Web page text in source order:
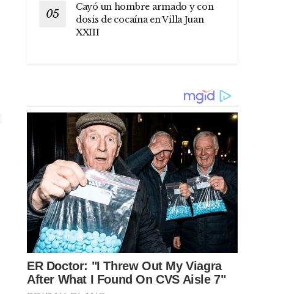
Cayó un hombre armado y con
dosis de cocaína en Villa Juan
XXIII